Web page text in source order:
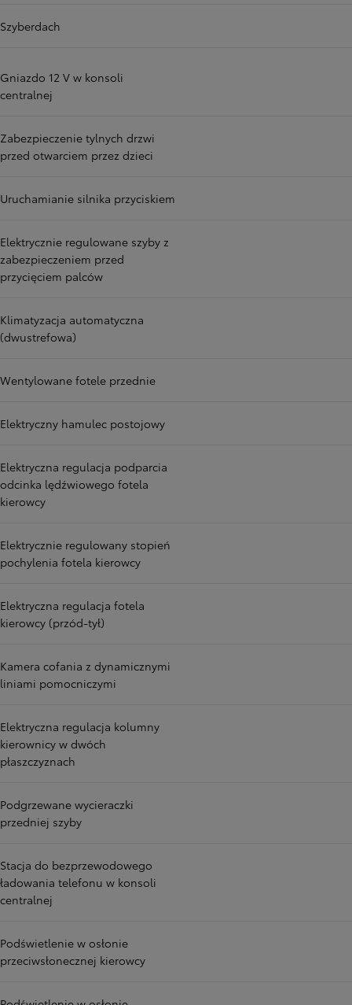
Szyberdach
Gniazdo 12 V w konsoli
centralnej
Zabezpieczenie tylnych drzwi
przed otwarciem przez dzieci
Uruchamianie silnika przyciskiem
Elektrycznie regulowane szyby z
zabezpieczeniem przed
przycięciem palców
Klimatyzacja automatyczna
(dwustrefowa)
Wentylowane fotele przednie
Elektryczny hamulec postojowy
Elektryczna regulacja podparcia
odcinka lędźwiowego fotela
kierowcy
Elektrycznie regulowany stopień
pochylenia fotela kierowcy
Elektryczna regulacja fotela
kierowcy (przód-tył)
Kamera cofania z dynamicznymi
liniami pomocniczymi
Elektryczna regulacja kolumny
kierownicy w dwóch
płaszczyznach
Podgrzewane wycieraczki
przedniej szyby
Stacja do bezprzewodowego
ładowania telefonu w konsoli
centralnej
Podświetlenie w osłonie
przeciwsłonecznej kierowcy